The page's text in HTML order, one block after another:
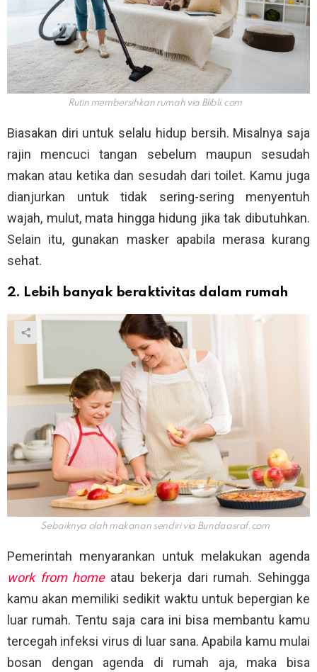
Rutin membersihkan rumah via Blibli.com
Biasakan diri untuk selalu hidup bersih. Misalnya saja
rajin mencuci tangan sebelum maupun sesudah
makan atau ketika dan sesudah dari toilet. Kamu juga
dianjurkan untuk tidak sering-sering menyentuh
wajah, mulut, mata hingga hidung jika tak dibutuhkan.
Selain itu, gunakan masker apabila merasa kurang
sehat.
2. Lebih banyak beraktivitas dalam rumah
Sebaiknya olah makanan sendiri via Bundaasraf.com
Pemerintah menyarankan untuk melakukan agenda
work from home atau bekerja dari rumah. Sehingga
kamu akan memiliki sedikit waktu untuk bepergian ke
luar rumah. Tentu saja cara ini bisa membantu kamu
tercegah infeksi virus di luar sana. Apabila kamu mulai
bosan dengan agenda di rumah aja, maka bisa